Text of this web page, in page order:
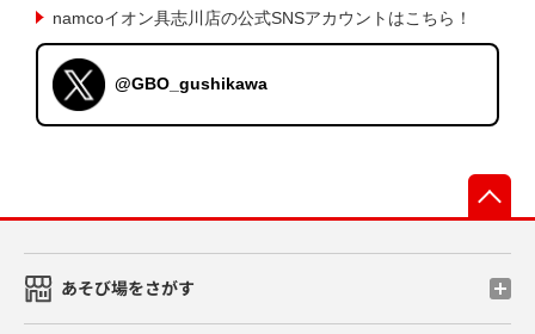
namcoイオン具志川店の公式SNSアカウントはこちら！
@GBO_gushikawa
あそび場をさがす